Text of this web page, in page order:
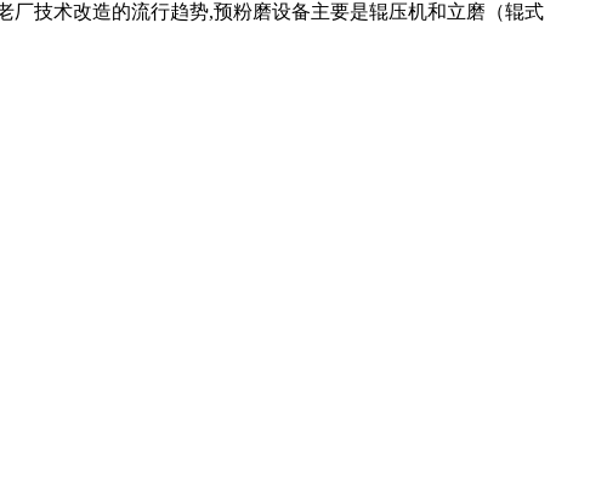
技术改造的流行趋势,预粉磨设备主要是辊压机和立磨（辊式